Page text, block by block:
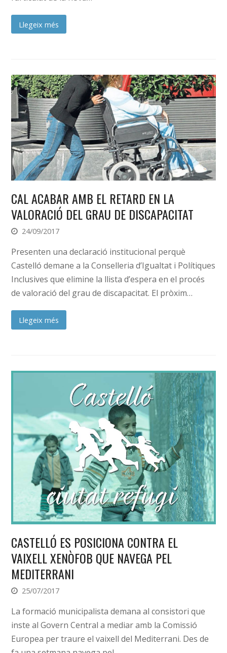
Llegeix més
CAL ACABAR AMB EL RETARD EN LA
VALORACIÓ DEL GRAU DE DISCAPACITAT
24/09/2017
Presenten una declaració institucional perquè
Castelló demane a la Conselleria d’Igualtat i Polítiques
Inclusives que elimine la llista d’espera en el procés
de valoració del grau de discapacitat. El pròxim…
Llegeix més
CASTELLÓ ES POSICIONA CONTRA EL
VAIXELL XENÒFOB QUE NAVEGA PEL
MEDITERRANI
25/07/2017
La formació municipalista demana al consistori que
inste al Govern Central a mediar amb la Comissió
Europea per traure el vaixell del Mediterrani. Des de